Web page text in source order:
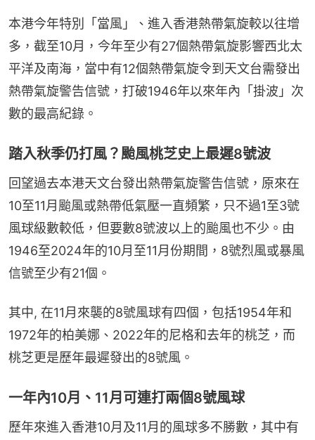
本港今年特別「當風」、進入香港熱帶氣旋較以往增
多，截至10月，今年至少有27個熱帶氣旋影響西北太
平洋及南海，當中有12個熱帶氣旋令到天文台需發出
熱帶氣旋警告信號，打破1946年以來年內「掛波」次
數的最高紀錄。
踏入秋季仍打風？颱風桃芝史上最遲8號波
回望過去本港天文台發出熱帶氣旋警告信號，原來在
10至11月颱風或熱帶低氣壓一直頻繁，只不過1至3號
風球級數較低，但要數8號波以上的颱風也不少。由
1946至2024年的10月至11月份期間，8號烈風或暴風
信號至少有21個。
其中, 在11月來襲的8號風球有四個，包括1954年和
1972年的柏美娜、2022年的尼格和去年的桃芝，而
桃芝更是歷年最遲發出的8號風。
一年內10月、11月可連打兩個8號風球
歷年來進入香港10月及11月的風球多不勝數，其中有